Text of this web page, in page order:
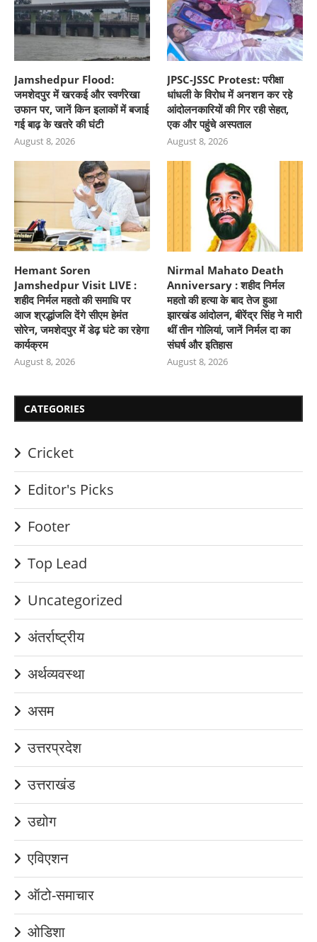
Jamshedpur Flood:
जमशेदपुर में खरकई और स्वर्णरेखा
उफान पर, जानें किन इलाकों में बजाई
गई बाढ़ के खतरे की घंटी
August 8, 2026
JPSC-JSSC Protest: परीक्षा
धांधली के विरोध में अनशन कर रहे
आंदोलनकारियों की गिर रही सेहत,
एक और पहुंचे अस्पताल
August 8, 2026
Hemant Soren
Jamshedpur Visit LIVE :
शहीद निर्मल महतो की समाधि पर
आज श्रद्धांजलि देंगे सीएम हेमंत
सोरेन, जमशेदपुर में डेढ़ घंटे का रहेगा
कार्यक्रम
August 8, 2026
Nirmal Mahato Death
Anniversary : शहीद निर्मल
महतो की हत्या के बाद तेज हुआ
झारखंड आंदोलन, बीरेंद्र सिंह ने मारी
थीं तीन गोलियां, जानें निर्मल दा का
संघर्ष और इतिहास
August 8, 2026
CATEGORIES
Cricket
Editor's Picks
Footer
Top Lead
Uncategorized
अंतर्राष्ट्रीय
अर्थव्यवस्था
असम
उत्तरप्रदेश
उत्तराखंड
उद्योग
एविएशन
ऑटो-समाचार
ओडिशा